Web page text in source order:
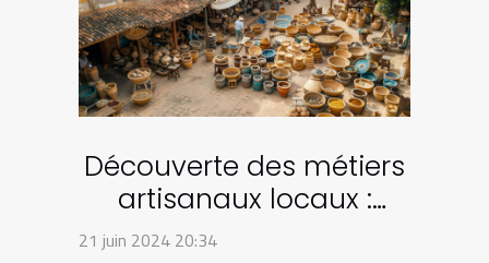
Découverte des métiers
artisanaux locaux :
comment ils façonnent
21 juin 2024 20:34